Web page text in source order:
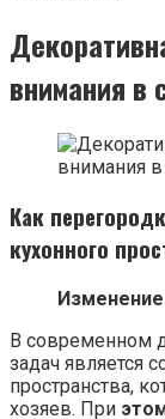
внимания в
Как
кухонного
В современном
задач является
пространства,
хозяев. При